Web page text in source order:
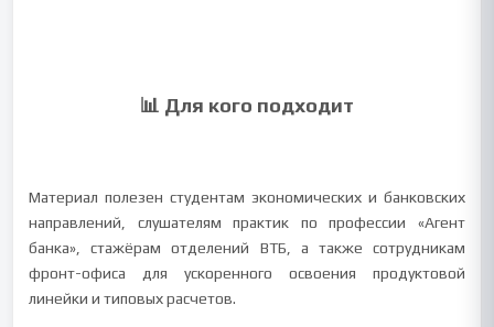
📊 Для кого подходит
Материал полезен студентам экономических и банковских
направлений, слушателям практик по профессии «Агент
банка», стажёрам отделений ВТБ, а также сотрудникам
фронт-офиса для ускоренного освоения продуктовой
линейки и типовых расчетов.